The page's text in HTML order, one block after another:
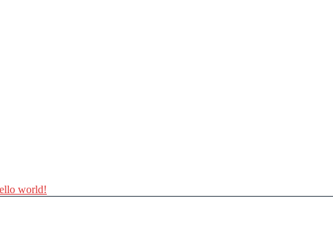
world!